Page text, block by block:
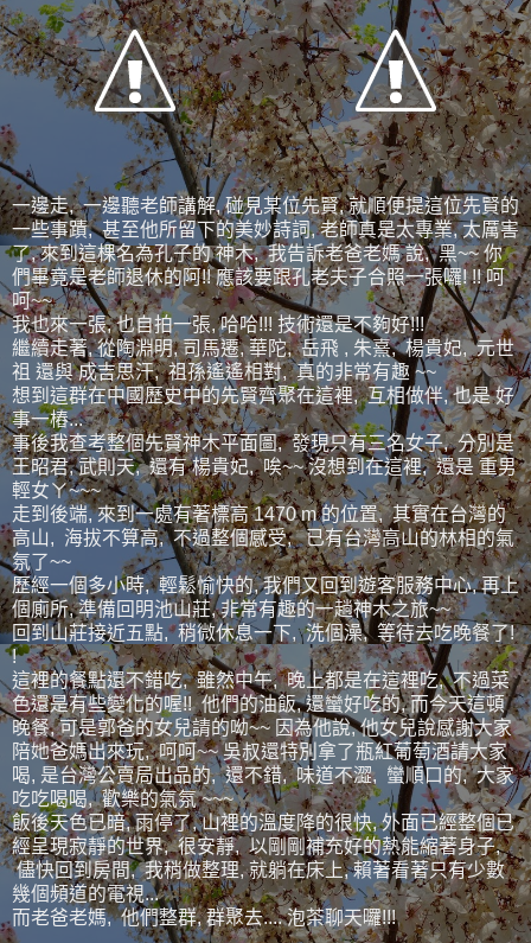
一邊走, 一邊聽老師講解, 碰見某位先賢, 就順便提這位先賢的
一些事蹟, 甚至他所留下的美妙詩詞, 老師真是太專業, 太厲害
了, 來到這棵名為孔子的 神木, 我告訴老爸老媽 說, 黑~~ 你
們畢竟是老師退休的阿!! 應該要跟孔老夫子合照一張囉! !! 呵
呵~~
我也來一張, 也自拍一張, 哈哈!!! 技術還是不夠好!!!
繼續走著, 從陶淵明, 司馬遷, 華陀, 岳飛 , 朱熹, 楊貴妃, 元世
祖 還與 成吉思汗, 祖孫遙遙相對, 真的非常有趣 ~~
想到這群在中國歷史中的先賢齊聚在這裡, 互相做伴, 也是 好
事一樁...
事後我查考整個先賢神木平面圖, 發現只有三名女子, 分別是
王昭君, 武則天, 還有 楊貴妃, 唉~~ 沒想到在這裡, 還是 重男
輕女ㄚ~~~
走到後端, 來到一處有著標高 1470 m 的位置, 其實在台灣的
高山, 海拔不算高, 不過整個感受, 已有台灣高山的林相的氣
氛了~~
歷經一個多小時, 輕鬆愉快的, 我們又回到遊客服務中心, 再上
個廁所, 準備回明池山莊, 非常有趣的一趟神木之旅~~
回到山莊接近五點, 稍微休息一下, 洗個澡, 等待去吃晚餐了!
!
這裡的餐點還不錯吃, 雖然中午, 晚上都是在這裡吃, 不過菜
色還是有些變化的喔!! 他們的油飯, 還蠻好吃的, 而今天這頓
晚餐, 可是郭爸的女兒請的呦~~ 因為他說, 他女兒說感謝大家
陪她爸媽出來玩, 呵呵~~ 吳叔還特別拿了瓶紅葡萄酒請大家
喝, 是台灣公賣局出品的, 還不錯, 味道不澀, 蠻順口的, 大家
吃吃喝喝, 歡樂的氣氛 ~~~
飯後天色已暗, 雨停了, 山裡的溫度降的很快, 外面已經整個已
經呈現寂靜的世界, 很安靜, 以剛剛補充好的熱能縮著身子,
儘快回到房間, 我稍做整理, 就躺在床上, 賴著看著只有少數
幾個頻道的電視...
而老爸老媽, 他們整群, 群聚去.... 泡茶聊天囉!!!